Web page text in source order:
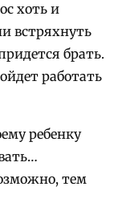
хоть и
встряхнуть
брать.
работать
ребенку
тем